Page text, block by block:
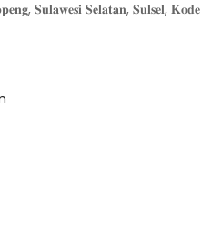
𝐒𝐮𝐥𝐚𝐰𝐞𝐬𝐢 𝐒𝐞𝐥𝐚𝐭𝐚𝐧, 𝐒𝐮𝐥𝐬𝐞𝐥, 𝐊𝐨𝐝𝐞